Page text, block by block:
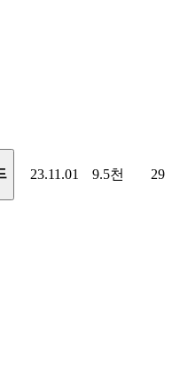
23.11.01 9.5천 29